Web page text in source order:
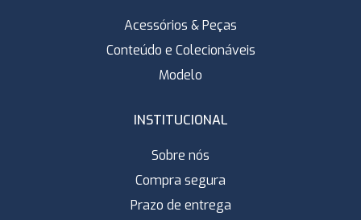
Acessórios & Peças
Conteúdo e Colecionáveis
Modelo
INSTITUCIONAL
Sobre nós
Compra segura
Prazo de entrega